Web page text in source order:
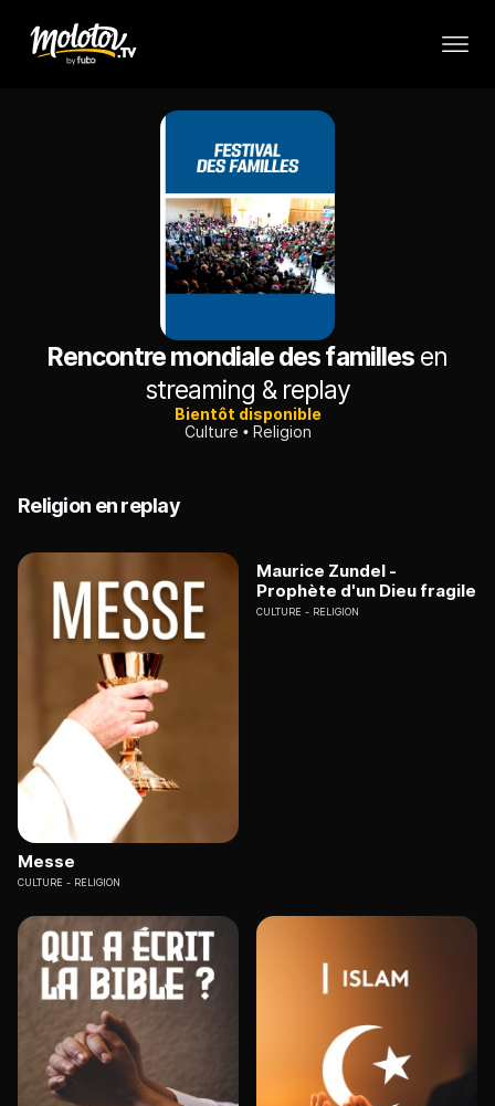
Rencontre mondiale des familles en
streaming & replay
Bientôt disponible
Culture
Religion
Religion en replay
Messe
CULTURE RELIGION
Maurice Zundel -
Prophète d'un Dieu fragile
CULTURE RELIGION